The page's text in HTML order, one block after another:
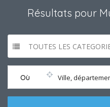
Résultats pour
TOUTES LES
Où Ville,